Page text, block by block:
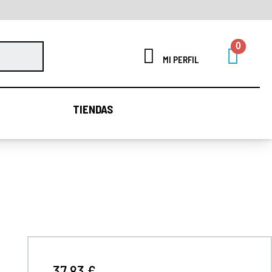
MI PERFIL
TIENDAS